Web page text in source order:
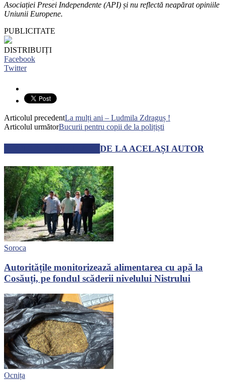
Asociației Presei Independente (API) și nu reflectă neapărat opiniile
Uniunii Europene.
PUBLICITATE
DISTRIBUIȚI
Facebook
Twitter
Articolul precedentLa mulți ani – Ludmila Zdraguș !
Articolul următorBucurii pentru copii de la polițiști
DE LA ACELAȘI AUTOR
Soroca
Autoritățile monitorizează alimentarea cu apă la
Cosăuți, pe fondul scăderii nivelului Nistrului
Ocnița